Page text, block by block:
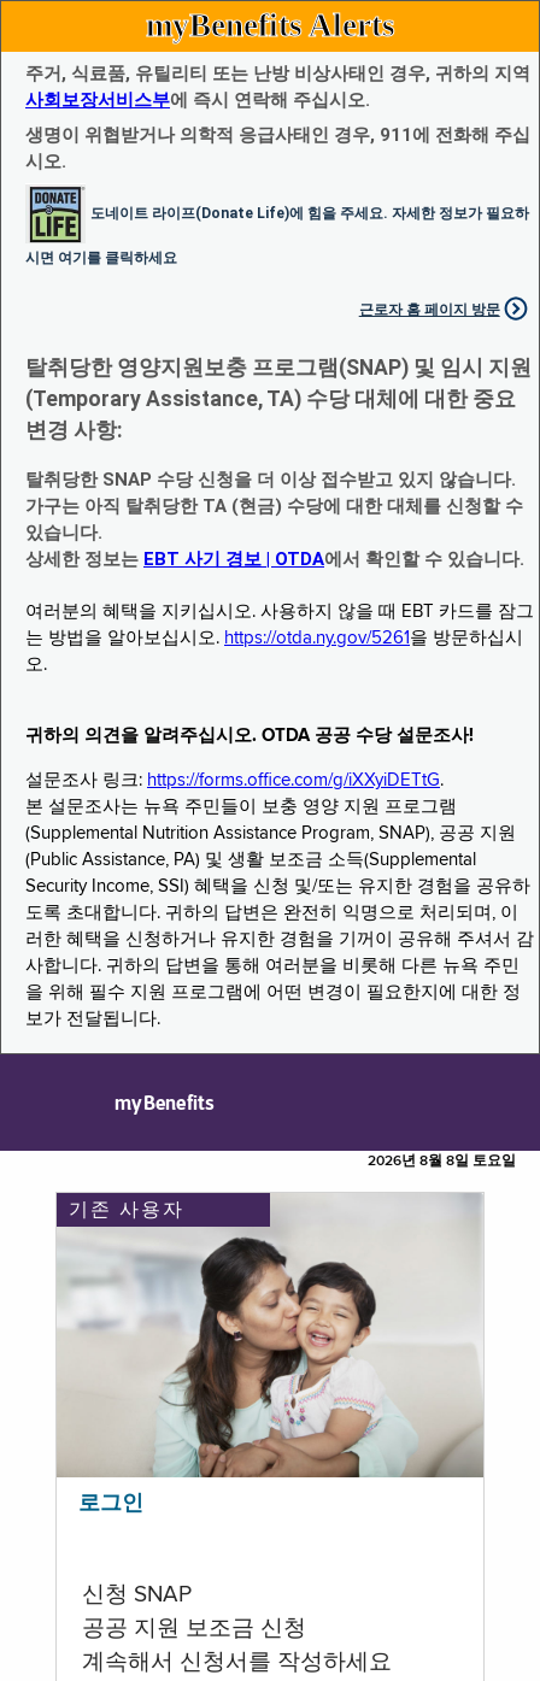
myBenefits Alerts
주거, 식료품, 유틸리티 또는 난방 비상사태인 경우, 귀하의 지역
사회보장서비스부에 즉시 연락해 주십시오.
생명이 위협받거나 의학적 응급사태인 경우, 911에 전화해 주십
시오.
도네이트 라이프(Donate Life)에 힘을 주세요. 자세한 정보가 필요하
시면 여기를 클릭하세요
근로자 홈 페이지 방문
탈취당한 영양지원보충 프로그램(SNAP) 및 임시 지원
(Temporary Assistance, TA) 수당 대체에 대한 중요
변경 사항:
탈취당한 SNAP 수당 신청을 더 이상 접수받고 있지 않습니다.
가구는 아직 탈취당한 TA (현금) 수당에 대한 대체를 신청할 수
있습니다.
상세한 정보는 EBT 사기 경보 | OTDA에서 확인할 수 있습니다.
여러분의 혜택을 지키십시오. 사용하지 않을 때 EBT 카드를 잠그
는 방법을 알아보십시오. https://otda.ny.gov/5261 을 방문하십시
오.
귀하의 의견을 알려주십시오. OTDA 공공 수당 설문조사!
설문조사 링크: https://forms.office.com/g/iXXyiDETtG.
본 설문조사는 뉴욕 주민들이 보충 영양 지원 프로그램
(Supplemental Nutrition Assistance Program, SNAP), 공공 지원
(Public Assistance, PA) 및 생활 보조금 소득(Supplemental
Security Income, SSI) 혜택을 신청 및/또는 유지한 경험을 공유하
도록 초대합니다. 귀하의 답변은 완전히 익명으로 처리되며, 이
러한 혜택을 신청하거나 유지한 경험을 기꺼이 공유해 주셔서 감
사합니다. 귀하의 답변을 통해 여러분을 비롯해 다른 뉴욕 주민
을 위해 필수 지원 프로그램에 어떤 변경이 필요한지에 대한 정
보가 전달됩니다.
myBenefits
2026년 8월 8일 토요일
기존 사용자
로그인
신청 SNAP
공공 지원 보조금 신청
계속해서 신청서를 작성하세요